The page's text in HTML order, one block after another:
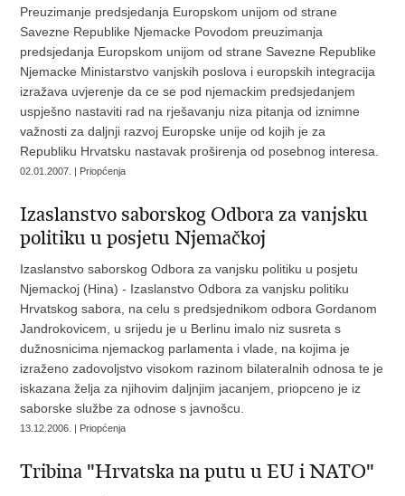
Preuzimanje predsjedanja Europskom unijom od strane
Savezne Republike Njemacke Povodom preuzimanja
predsjedanja Europskom unijom od strane Savezne Republike
Njemacke Ministarstvo vanjskih poslova i europskih integracija
izražava uvjerenje da ce se pod njemackim predsjedanjem
uspješno nastaviti rad na rješavanju niza pitanja od iznimne
važnosti za daljnji razvoj Europske unije od kojih je za
Republiku Hrvatsku nastavak proširenja od posebnog interesa.
02.01.2007. | Priopćenja
Izaslanstvo saborskog Odbora za vanjsku
politiku u posjetu Njemačkoj
Izaslanstvo saborskog Odbora za vanjsku politiku u posjetu
Njemackoj (Hina) - Izaslanstvo Odbora za vanjsku politiku
Hrvatskog sabora, na celu s predsjednikom odbora Gordanom
Jandrokovicem, u srijedu je u Berlinu imalo niz susreta s
dužnosnicima njemackog parlamenta i vlade, na kojima je
izraženo zadovoljstvo visokom razinom bilateralnih odnosa te je
iskazana želja za njihovim daljnjim jacanjem, priopceno je iz
saborske službe za odnose s javnošcu.
13.12.2006. | Priopćenja
Tribina "Hrvatska na putu u EU i NATO"